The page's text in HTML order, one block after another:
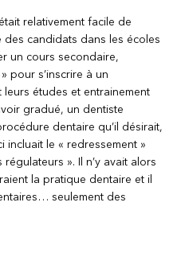
relativement facile de
des candidats dans les écoles
un cours secondaire,
pour s’inscrire à un
leurs études et entrainement
gradué, un dentiste
dentaire qu’il désirait,
incluait le « redressement »
». Il n’y avait alors
la pratique dentaire et il
seulement des